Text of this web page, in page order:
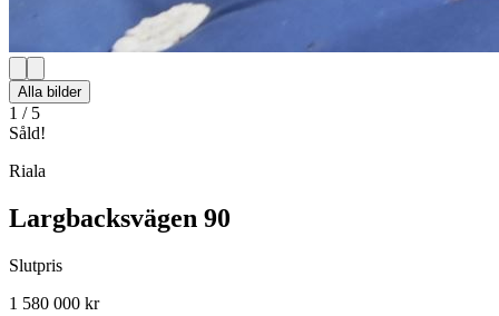
Alla bilder
1 / 5
Såld!
Riala
Largbacksvägen 90
Slutpris
1 580 000 kr